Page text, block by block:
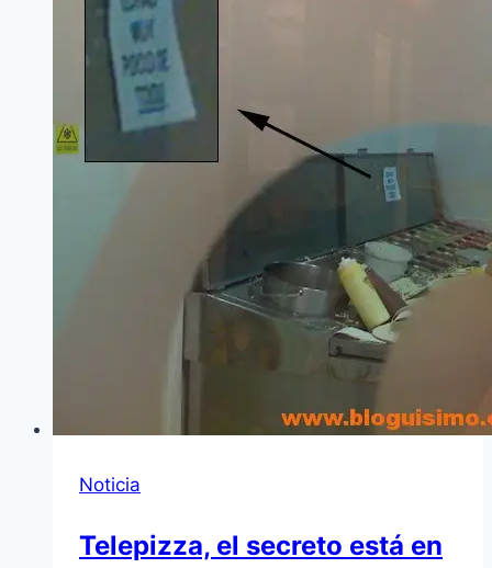
Noticia
Telepizza, el secreto está en